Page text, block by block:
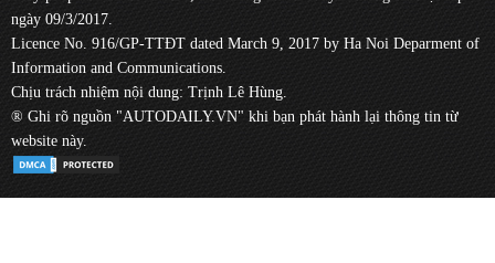
ngày 09/3/2017.
Licence No. 916/GP-TTĐT dated March 9, 2017 by Ha Noi Deparment of
Information and Communications.
Chịu trách nhiệm nội dung: Trịnh Lê Hùng.
® Ghi rõ nguồn "AUTODAILY.VN" khi bạn phát hành lại thông tin từ
website này.